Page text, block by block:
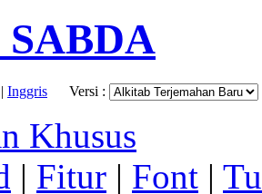
| Inggris Versi :
Khusus
| Fitur | Font |